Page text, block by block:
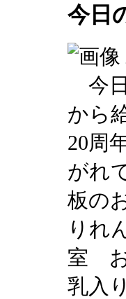
今日
今
から
20周
がれ
板の
りれ
室 お
乳入